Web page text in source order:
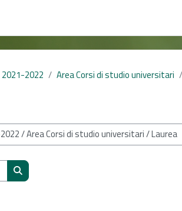
2021-2022 Area Corsi di studio universitari
Cerca corsi